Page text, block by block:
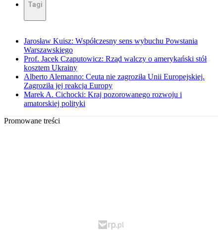
Tagi
Jarosław Kuisz: Współczesny sens wybuchu Powstania
Warszawskiego
Prof. Jacek Czaputowicz: Rząd walczy o amerykański stół
kosztem Ukrainy
Alberto Alemanno: Ceuta nie zagroziła Unii Europejskiej.
Zagroziła jej reakcja Europy
Marek A. Cichocki: Kraj pozorowanego rozwoju i
amatorskiej polityki
Promowane treści